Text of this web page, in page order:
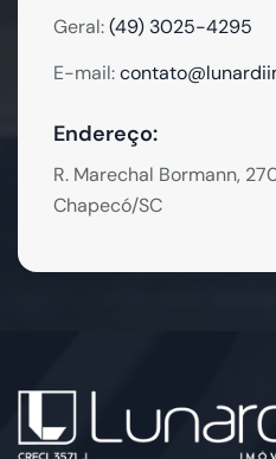
Geral:(49) 3025-4295
E-mail:
Endereço:
R. Marechal Bormann,
Chapecó/SC